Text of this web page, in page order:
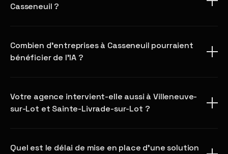
Casseneuil ?
Combien d'entreprises à Casseneuil pourraient
bénéficier de l'IA ?
Votre agence intervient-elle aussi à Villeneuve-
sur-Lot et Sainte-Livrade-sur-Lot ?
Quel est le délai de mise en place d'une solution